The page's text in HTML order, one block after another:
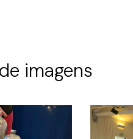
imagens
IMG_3795